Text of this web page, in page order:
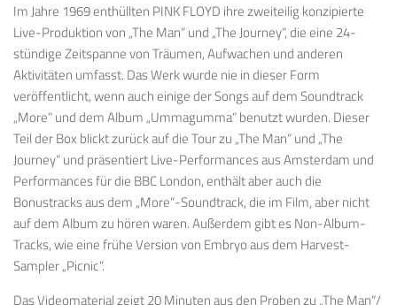
Im Jahre 1969 enthüllten PINK FLOYD ihre zweiteilig konzipierte
Live-Produktion von „The Man“ und „The Journey“, die eine 24-
stündige Zeitspanne von Träumen, Aufwachen und anderen
Aktivitäten umfasst. Das Werk wurde nie in dieser Form
veröffentlicht, wenn auch einige der Songs auf dem Soundtrack
„More“ und dem Album „Ummagumma“ benutzt wurden. Dieser
Teil der Box blickt zurück auf die Tour zu „The Man“ und „The
Journey“ und präsentiert Live-Performances aus Amsterdam und
Performances für die BBC London, enthält aber auch die
Bonustracks aus dem „More“-Soundtrack, die im Film, aber nicht
auf dem Album zu hören waren. Außerdem gibt es Non-Album-
Tracks, wie eine frühe Version von Embryo aus dem Harvest-
Sampler „Picnic“.
Das Videomaterial zeigt 20 Minuten aus den Proben zu „The Man“/